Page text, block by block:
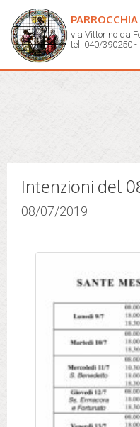
via Vittorino da
tel. 040/390250 -
Intenzioni del
08/07/2019